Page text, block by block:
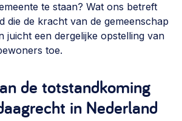
te staan? Wat ons betreft
die de kracht van de gemeenschap
juicht een dergelijke opstelling van
toe.
de totstandkoming
in Nederland